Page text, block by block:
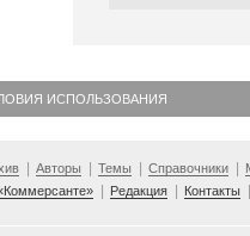
ИСПОЛЬЗОВАНИЯ
Авторы Темы Справочники
Редакция Контакты